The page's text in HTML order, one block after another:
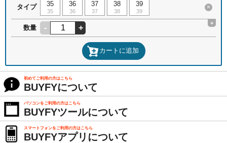
タイプ 35
35
36
36
37
37
38
38
39
39
×
数量 - +
+
カートに追加
初めてご利用の方はこちら
BUYFYについて
パソコンをご利用の方はこちら
BUYFYツールについて
スマートフォンをご利用の方はこちら
BUYFYアプリについて